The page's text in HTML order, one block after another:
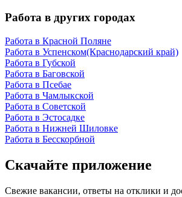
Работа в других городах
Работа в Красной Поляне
Работа в Успенском(Краснодарский край)
Работа в Губской
Работа в Баговской
Работа в Псебае
Работа в Чамлыкской
Работа в Советской
Работа в Эстосадке
Работа в Нижней Шиловке
Работа в Бесскорбной
Скачайте приложение
Свежие вакансии, ответы на отклики и